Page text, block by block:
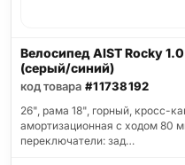
Велосипед AIST Rocky
(серый/синий)
код товара #11738192
26", рама 18", горный, кросс-
амортизационная с ходом 80
переключатели: зад…